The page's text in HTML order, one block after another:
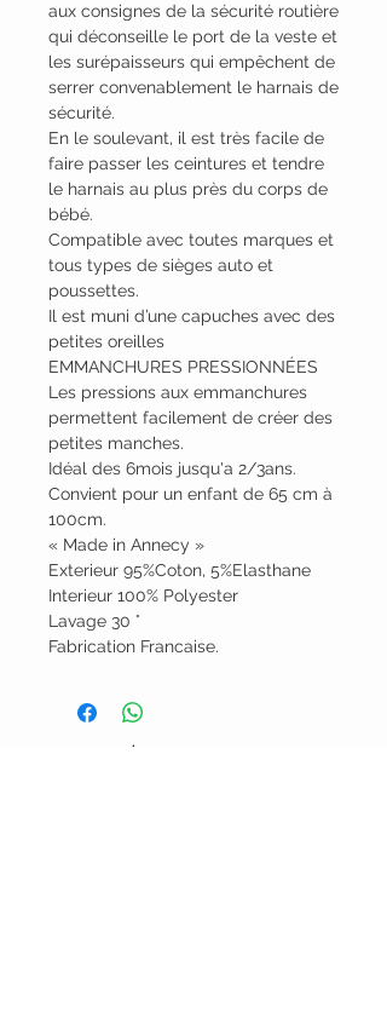
aux consignes de la sécurité routière
qui déconseille le port de la veste et
les surépaisseurs qui empêchent de
serrer convenablement le harnais de
sécurité.
En le soulevant, il est très facile de
faire passer les ceintures et tendre
le harnais au plus près du corps de
bébé.
Compatible avec toutes marques et
tous types de sièges auto et
poussettes.
Il est muni d’une capuches avec des
petites oreilles
EMMANCHURES PRESSIONNÉES
Les pressions aux emmanchures
permettent facilement de créer des
petites manches.
Idéal des 6mois jusqu'a 2/3ans.
Convient pour un enfant de 65 cm à
100cm.
« Made in Annecy »
Exterieur 95%Coton, 5%Elasthane
Interieur 100% Polyester
Lavage 30 °
Fabrication Francaise.